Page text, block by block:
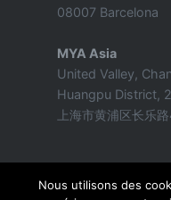
08007 Barcelona
MYA Asia
United Valley,
Huangpu District,
上海市黄浦区长乐
Nous utilisons des